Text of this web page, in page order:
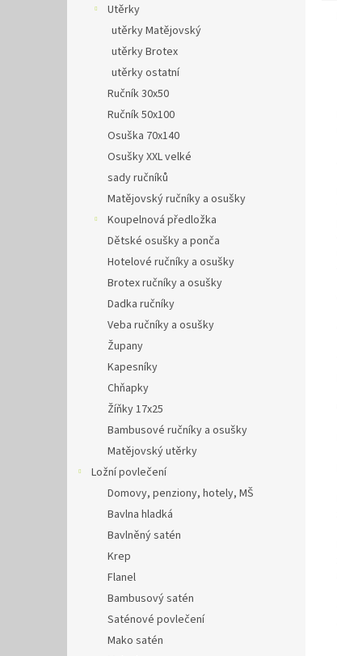
Utěrky
utěrky Matějovský
utěrky Brotex
utěrky ostatní
Ručník 30x50
Ručník 50x100
Osuška 70x140
Osušky XXL velké
sady ručníků
Matějovský ručníky a osušky
Koupelnová předložka
Dětské osušky a ponča
Hotelové ručníky a osušky
Brotex ručníky a osušky
Dadka ručníky
Veba ručníky a osušky
Župany
Kapesníky
Chňapky
Žíňky 17x25
Bambusové ručníky a osušky
Matějovský utěrky
Ložní povlečení
Domovy, penziony, hotely, MŠ
Bavlna hladká
Bavlněný satén
Krep
Flanel
Bambusový satén
Saténové povlečení
Mako satén